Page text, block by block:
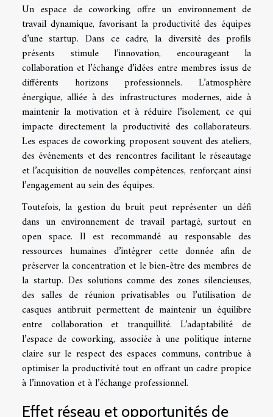
Un espace de coworking offre un environnement de
travail dynamique, favorisant la productivité des équipes
d’une startup. Dans ce cadre, la diversité des profils
présents stimule l’innovation, encourageant la
collaboration et l’échange d’idées entre membres issus de
différents horizons professionnels. L’atmosphère
énergique, alliée à des infrastructures modernes, aide à
maintenir la motivation et à réduire l’isolement, ce qui
impacte directement la productivité des collaborateurs.
Les espaces de coworking proposent souvent des ateliers,
des événements et des rencontres facilitant le réseautage
et l’acquisition de nouvelles compétences, renforçant ainsi
l’engagement au sein des équipes.
Toutefois, la gestion du bruit peut représenter un défi
dans un environnement de travail partagé, surtout en
open space. Il est recommandé au responsable des
ressources humaines d’intégrer cette donnée afin de
préserver la concentration et le bien-être des membres de
la startup. Des solutions comme des zones silencieuses,
des salles de réunion privatisables ou l’utilisation de
casques antibruit permettent de maintenir un équilibre
entre collaboration et tranquillité. L’adaptabilité de
l’espace de coworking, associée à une politique interne
claire sur le respect des espaces communs, contribue à
optimiser la productivité tout en offrant un cadre propice
à l’innovation et à l’échange professionnel.
Effet réseau et opportunités de